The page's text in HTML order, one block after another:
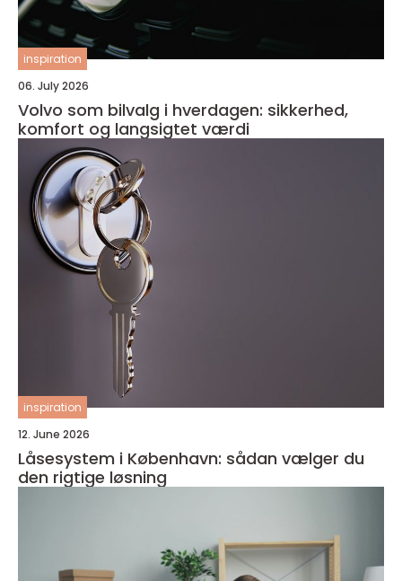
inspiration
06. July 2026
Volvo som bilvalg i hverdagen: sikkerhed,
komfort og langsigtet værdi
inspiration
12. June 2026
Låsesystem i København: sådan vælger du
den rigtige løsning